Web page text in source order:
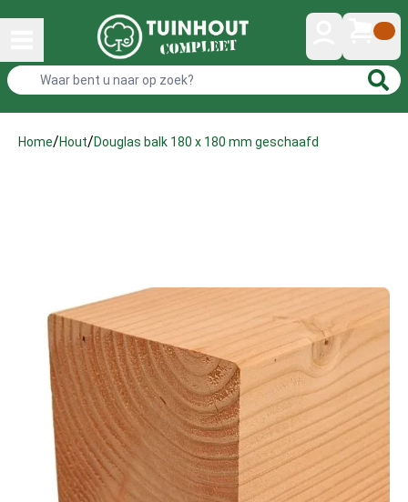
Home/Hout/Douglas balk 180 x 180 mm geschaafd